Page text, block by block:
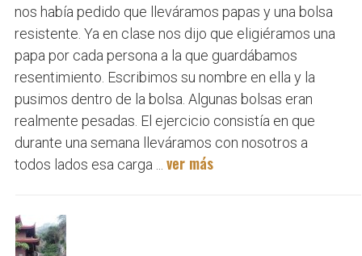
nos había pedido que lleváramos papas y una bolsa
resistente. Ya en clase nos dijo que eligiéramos una
papa por cada persona a la que guardábamos
resentimiento. Escribimos su nombre en ella y la
pusimos dentro de la bolsa. Algunas bolsas eran
realmente pesadas. El ejercicio consistía en que
durante una semana lleváramos con nosotros a
todos lados esa carga ... ver más